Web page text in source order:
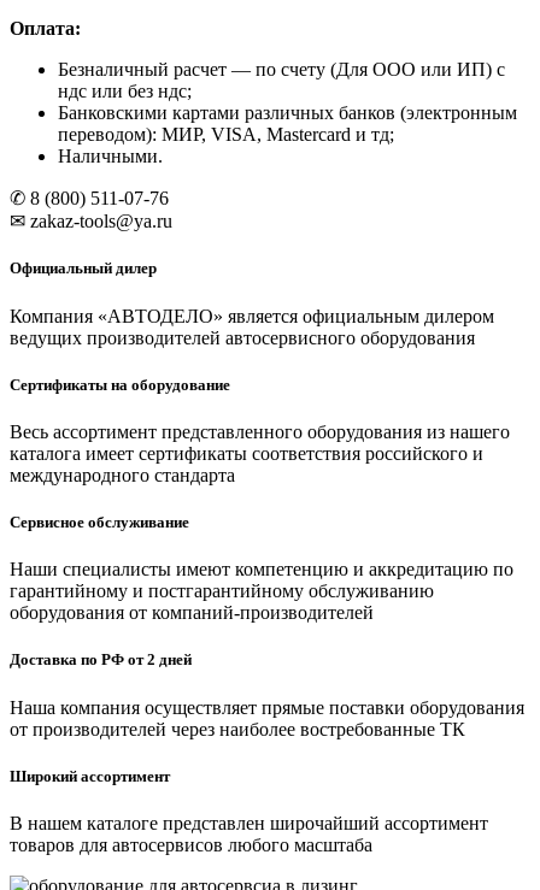
Оплата:
Безналичный расчет — по счету (Для ООО или ИП) с
ндс или без ндс;
Банковскими картами различных банков (электронным
переводом): МИР, VISA, Mastercard и тд;
Наличными.
✆ 8 (800) 511-07-76
✉ zakaz-tools@ya.ru
Официальный дилер
Компания «АВТОДЕЛО» является официальным дилером
ведущих производителей автосервисного оборудования
Сертификаты на оборудование
Весь ассортимент представленного оборудования из нашего
каталога имеет сертификаты соответствия российского и
международного стандарта
Сервисное обслуживание
Наши специалисты имеют компетенцию и аккредитацию по
гарантийному и постгарантийному обслуживанию
оборудования от компаний-производителей
Доставка по РФ от 2 дней
Наша компания осуществляет прямые поставки оборудования
от производителей через наиболее востребованные ТК
Широкий ассортимент
В нашем каталоге представлен широчайший ассортимент
товаров для автосервисов любого масштаба